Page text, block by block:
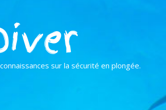
sur la sécurité en plongée.